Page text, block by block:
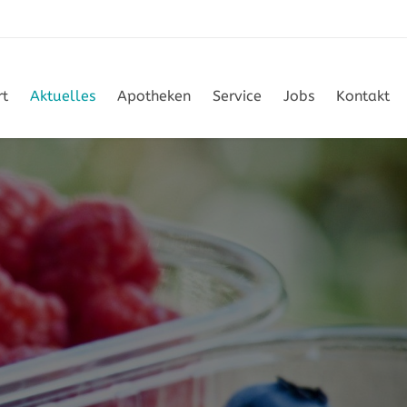
Aktuelles Apotheken Service Jobs Kontakt